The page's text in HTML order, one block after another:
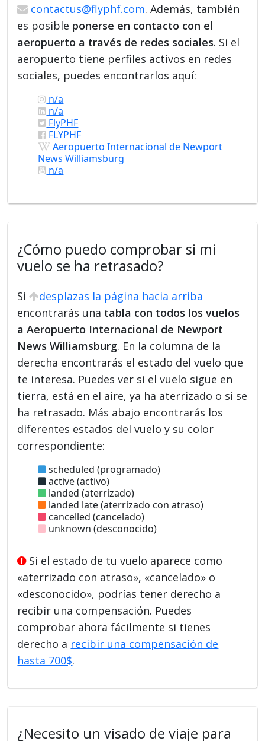
contactus@flyphf.com. Además, también
es posible ponerse en contacto con el
aeropuerto a través de redes sociales. Si el
aeropuerto tiene perfiles activos en redes
sociales, puedes encontrarlos aquí:
n/a
n/a
FlyPHF
FLYPHF
Aeropuerto Internacional de Newport
News Williamsburg
n/a
¿Cómo puedo comprobar si mi
vuelo se ha retrasado?
Si
desplazas la página hacia arriba
encontrarás una tabla con todos los vuelos
a Aeropuerto Internacional de Newport
News Williamsburg. En la columna de la
derecha encontrarás el estado del vuelo que
te interesa. Puedes ver si el vuelo sigue en
tierra, está en el aire, ya ha aterrizado o si se
ha retrasado. Más abajo encontrarás los
diferentes estados del vuelo y su color
correspondiente:
scheduled (programado)
active (activo)
landed (aterrizado)
landed late (aterrizado con atraso)
cancelled (cancelado)
unknown (desconocido)
Si el estado de tu vuelo aparece como
«aterrizado con atraso», «cancelado» o
«desconocido», podrías tener derecho a
recibir una compensación. Puedes
comprobar ahora fácilmente si tienes
derecho a recibir una compensación de
hasta 700$.
¿Necesito un visado de viaje para